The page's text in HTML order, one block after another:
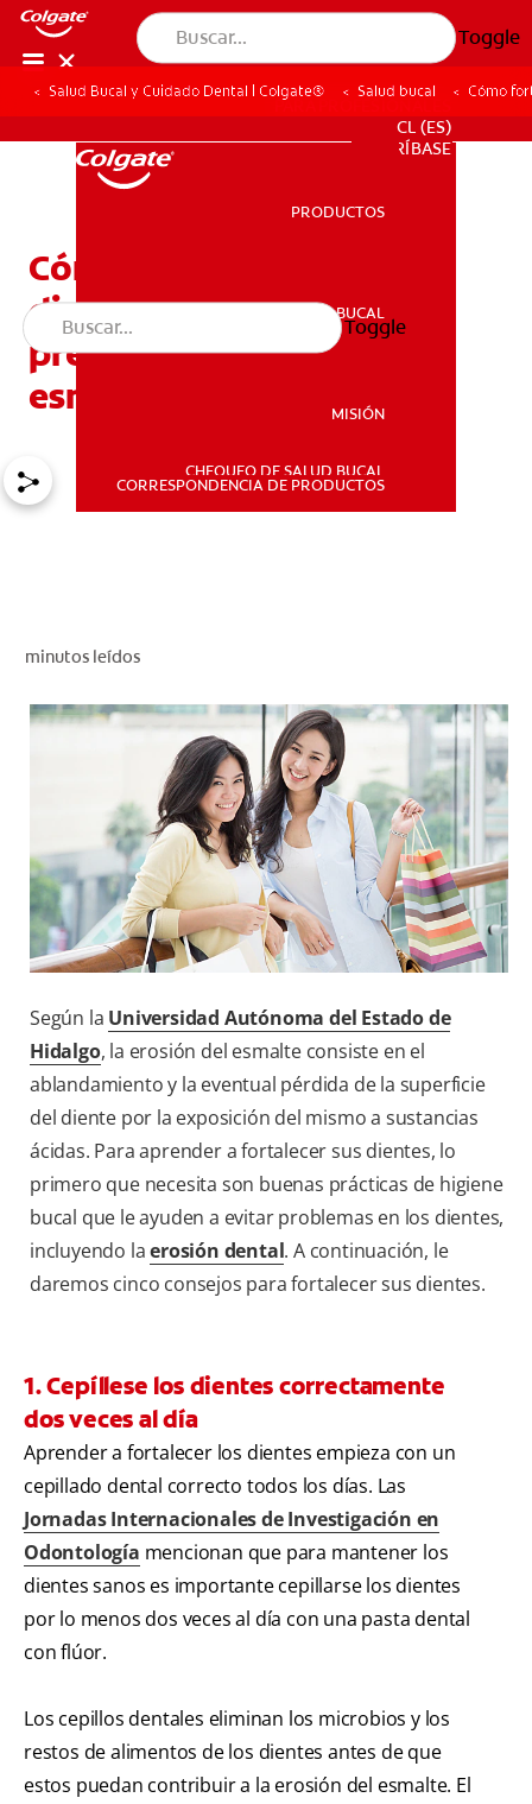
Toggle
SALUD BUCAL
CL (ES)
SUSCRÍBASE
PARA PROFESIONALES
CL (ES)
SUSCRÍBASE
PRODUCTOS
SALUD BUCAL
MISIÓN
CHEQUEO DE SALUD BUCAL
CORRESPONDENCIA DE PRODUCTOS
Toggle
Salud Bucal y Cuidado Dental | Colgate® Salud bucal Cómo
Cómo fortalecer los
dientes: 5 consejos para
prevenir el desgaste del
esmalte
minutos leídos
Según la Universidad Autónoma del Estado de
Hidalgo, la erosión del esmalte consiste en el
ablandamiento y la eventual pérdida de la superficie
del diente por la exposición del mismo a sustancias
ácidas. Para aprender a fortalecer sus dientes, lo
primero que necesita son buenas prácticas de higiene
bucal que le ayuden a evitar problemas en los dientes,
incluyendo laerosión dental. A continuación, le
daremos cinco consejos para fortalecer sus dientes.
1. Cepíllese los dientes correctamente
dos veces al día
Aprender a fortalecer los dientes empieza con un
cepillado dental correcto todos los días. Las
Jornadas Internacionales de Investigación en
Odontología mencionan que para mantener los
dientes sanos es importante cepillarse los dientes
por lo menos dos veces al día con una pasta dental
con flúor.
Los cepillos dentales eliminan los microbios y los
restos de alimentos de los dientes antes de que
estos puedan contribuir a la erosión del esmalte. El